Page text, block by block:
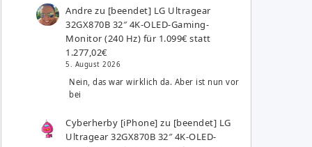
Andre zu [beendet] LG Ultragear
32GX870B 32″ 4K-OLED-Gaming-
Monitor (240 Hz) für 1.099€ statt
1.277,02€
5. August 2026
Nein, das war wirklich da. Aber ist nun vor
bei
Cyberherby [iPhone] zu [beendet] LG
Ultragear 32GX870B 32″ 4K-OLED-